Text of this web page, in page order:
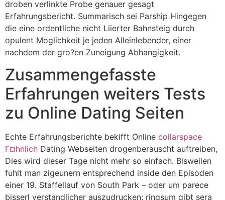
droben verlinkte Probe genauer gesagt
Erfahrungsbericht. Summarisch sei Parship Hingegen
die eine ordentliche nicht Liierter Bahnsteig durch
opulent Moglichkeit je jeden Alleinlebender, einer
nachdem der gro?en Zuneigung Abhangigkeit.
Zusammengefasste
Erfahrungen weiters Tests
zu Online Dating Seiten
Echte Erfahrungsberichte bekifft Online collarspace
Г¤hnlich Dating Webseiten drogenberauscht auftreiben,
Dies wird dieser Tage nicht mehr so einfach. Bisweilen
fuhlt man zigeunern entsprechend inside den Episoden
einer 19. Staffellauf von South Park – oder um parece
bisserl verstandlicher auszudrucken: ringsum gibt sera